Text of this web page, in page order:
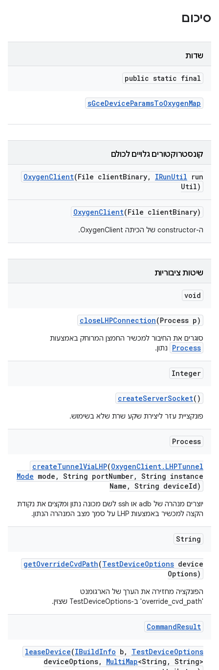
סיכום
שדות
public static final
sGceDeviceParamsToOxygenMap
קונסטרוקטורים גלויים לכולם
OxygenClient(File clientBinary, IRunUtil run
Util)
OxygenClient(File clientBinary)
ה-constructor של הכיתה OxygenClient.
שיטות ציבוריות
void
closeLHPConnection(Process p)
סוגרים את החיבור למכשיר החמצן המרוחק באמצעות
Process נתון.
Integer
createServerSocket()
פונקציית עזר ליצירת שקע שרת שלא בשימוש.
Process
createTunnelViaLHP(OxygenClient. LHPTunnel
Mode mode , String portNumber, String instance
Name , String deviceId)
יוצרים מנהרה של adb או ssh לשם מכונה נתון ומקצים את נקודת
הקצה למכשיר באמצעות LHP על סמך מצב המנהרה הנתון.
String
getOverrideCvdPath(TestDeviceOptions device
Options)
הפונקציה מחזירה את הערך של הארגומנט
'override_cvd_path' ב-TestDeviceOptions שצוין.
CommandResult
leaseDevice(IBuildInfo b, TestDeviceOptions
deviceOptions, MultiMap<String , String>